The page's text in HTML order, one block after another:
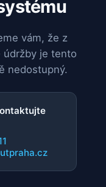
vám, že z
údržby je tento
nedostupný.